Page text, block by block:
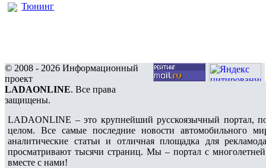
Тюнинг
© 2008 - 2026 Информационный
проект
LADAONLINE. Все права
защищены.
LADAONLINE – это крупнейший русскоязычный портал,
целом. Все самые последние новости автомобильного
аналитические статьи и отличная площадка для
просматривают тысячи страниц. Мы – портал с
вместе с нами!